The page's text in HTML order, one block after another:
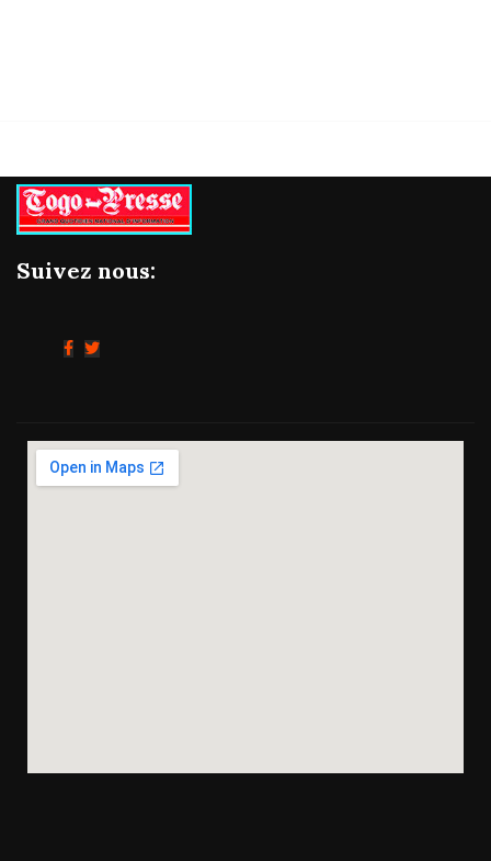
Suivez nous: